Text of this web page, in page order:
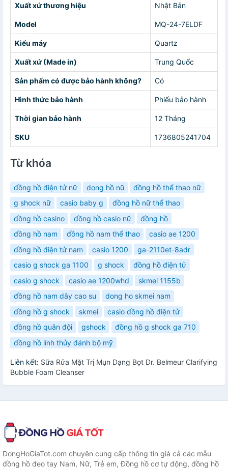
Xuất xứ thương hiệu Nhật Bản
Model MQ-24-7ELDF
Kiểu máy Quartz
Xuất xứ (Made in) Trung Quốc
Sản phẩm có được bảo hành không? Có
Hình thức bảo hành Phiếu bảo hành
Thời gian bảo hành 12 Tháng
SKU 1736805241704
Từ khóa
đồng hồ điện tử nữ dong hồ nũ
đồng hồ thể thao nữ
g shock nữ
casio baby g
đồng hồ nữ thể thao
đồng hồ casino
đồng hồ casio nữ
đồng hồ
đồng hồ nam
đồng hồ nam thể thao
casio ae 1200
đồng hồ điện tử nam
casio 1200
ga-2110et-8adr
casio g shock ga 1100
g shock
đồng hồ điện tử
casio g shock
casio ae 1200whd
skmei 1155b
đồng hồ nam dây cao su
dong ho skmei nam
đồng hồ g shock
skmei
casio đồng hồ điện tử
đồng hồ quân đội
gshock
đồng hồ g shock ga 710
đồng hồ lính thủy đánh bộ mỹ
Liên kết: Sữa Rửa Mặt Trị Mụn Dạng Bọt Dr. Belmeur Clarifying
Bubble Foam Cleanser
DongHoGiaTot.com chuyên cung cấp thông tin giá cả các mẫu
đồng hồ đeo tay Nam, Nữ, Trẻ em, Đồng hồ cơ tự động, đồng hồ